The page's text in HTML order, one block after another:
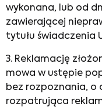
wykonana, lub od
zawierającej
tytułu świadczenia
3. Reklamację
mowa w ustępie
bez rozpoznania, o
rozpatrująca